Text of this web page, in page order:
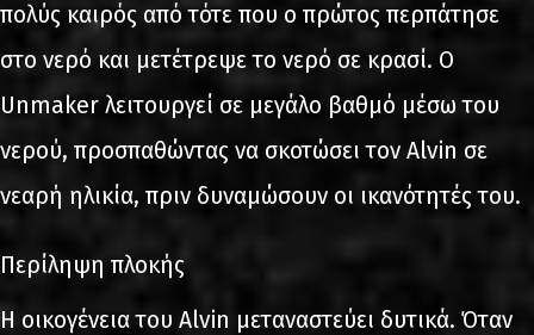
πολύς καιρός από τότε που ο πρώτος περπάτησε
στο νερό και μετέτρεψε το νερό σε κρασί. Ο
Unmaker λειτουργεί σε μεγάλο βαθμό μέσω του
νερού, προσπαθώντας να σκοτώσει τον Alvin σε
νεαρή ηλικία, πριν δυναμώσουν οι ικανότητές του.
Περίληψη πλοκής
Η οικογένεια του Alvin μεταναστεύει δυτικά. Όταν